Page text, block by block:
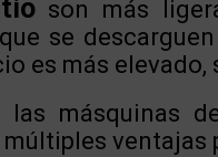
son más
se
es más
las másquinas
ventajas